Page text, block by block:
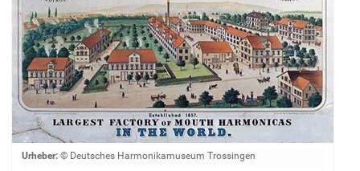
Z
Urheber: © Deutsches Harmonikamuseum Trossingen